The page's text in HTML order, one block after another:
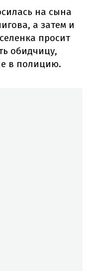
на сына
а затем и
просит
обидчицу,
в полицию.